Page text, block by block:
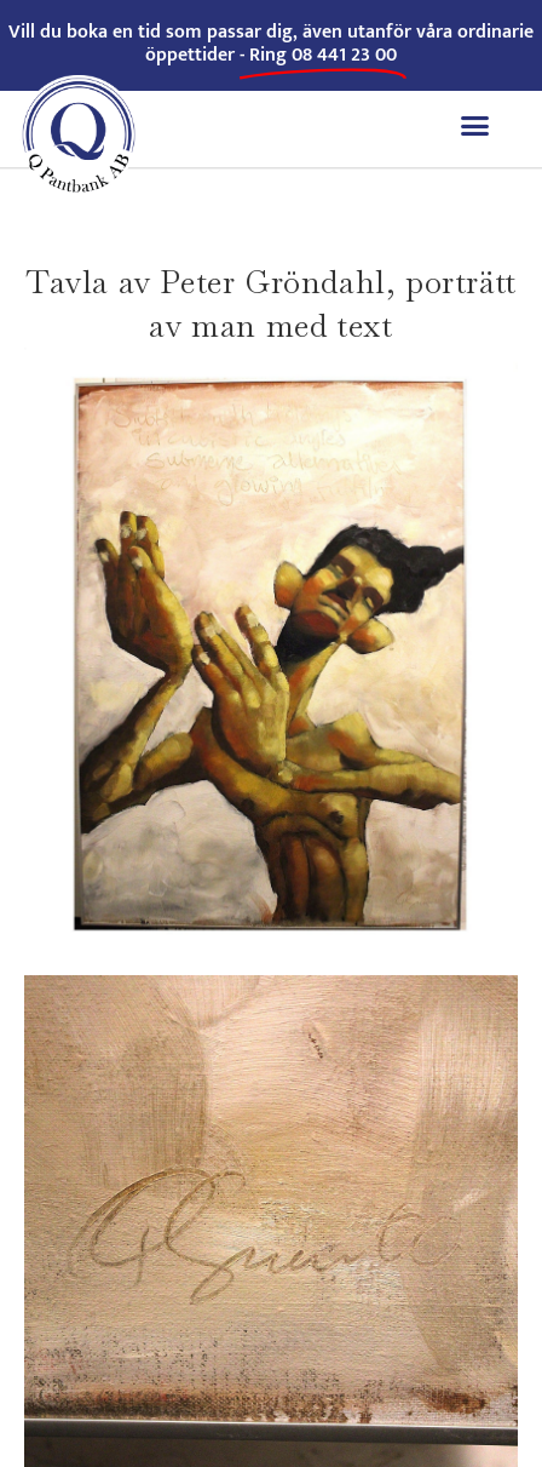
Vill du boka en tid som passar dig, även utanför våra ordinarie
öppettider -Ring 08 441 23 00
Tavla av Peter Gröndahl, porträtt
av man med text